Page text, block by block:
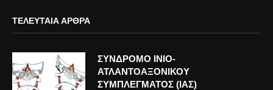
ΤΕΛΕΥΤΑΊΑ ΆΡΘΡΑ
ΣΥΝΔΡΟΜΟ ΙΝΙΟ-
ΑΤΛΑΝΤΟΑΞΟΝΙΚΟΥ
ΣΥΜΠΛΕΓΜΑΤΟΣ (ΙΑΣ)